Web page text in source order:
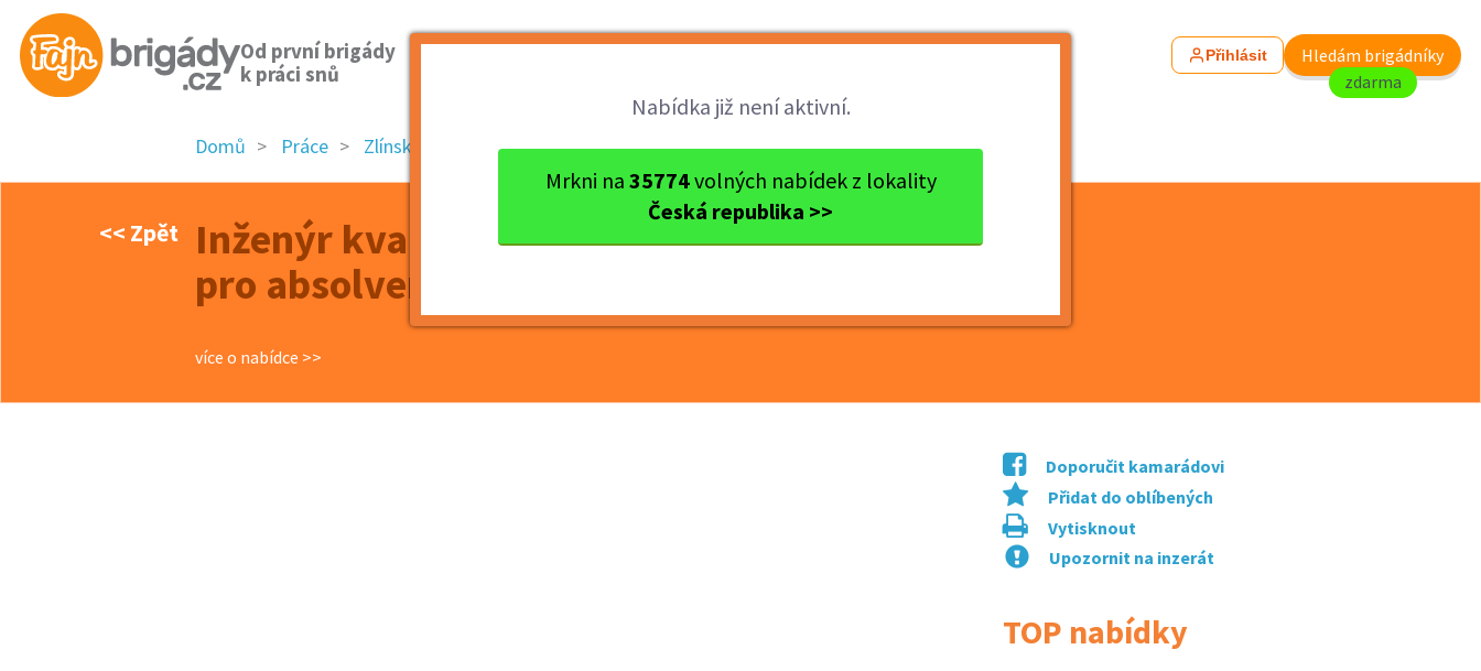
Od první brigády
k práci snů
Přihlásit
Hledám brigádníky
zdarma
Nabídka již není aktivní.
Mrkni na 35774volných nabídek z lokality
Česká republika >>
Domů Práce Zlínský kraj okres Zlín Zlín Inženýr kvality️ | Pružná p...
<< Zpět
Inženýr kvality️ | Pružná pracovní doba | I
pro absolventy (A13772)
více o nabídce >>
Doporučit kamarádovi
Přidat do oblíbených
Vytisknout
Upozornit na inzerát
TOP nabídky